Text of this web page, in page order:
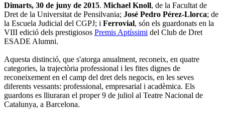
Dimarts, 30 de juny de 2015. Michael Knoll, de la Facultat de
Dret de la Universitat de Pensilvania; José Pedro Pérez-Llorca; de
la Escuela Judicial del CGPJ; i Ferrovial, són els guardonats en la
VIII edició dels prestigiosos Premis Aptíssimi del Club de Dret
ESADE Alumni.
Aquesta distinció, que s'atorga anualment, reconeix, en quatre
categories, la trajectòria professional i les fites dignes de
reconeixement en el camp del dret dels negocis, en les seves
diferents vessants: professional, empresarial i acadèmica. Els
guardons es lliuraran el proper 9 de juliol al Teatre Nacional de
Catalunya, a Barcelona.